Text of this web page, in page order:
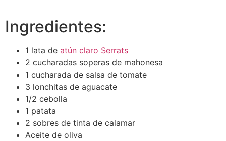
Ingredientes:
1 lata de atún claro Serrats
2 cucharadas soperas de mahonesa
1 cucharada de salsa de tomate
3 lonchitas de aguacate
1/2 cebolla
1 patata
2 sobres de tinta de calamar
Aceite de oliva